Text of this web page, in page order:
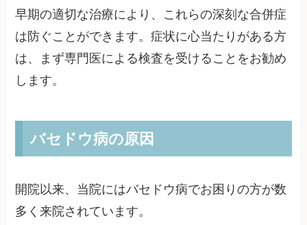
早期の適切な治療により、これらの深刻な合併症
は防ぐことができます。症状に心当たりがある方
は、まず専門医による検査を受けることをお勧め
します。
バセドウ病の原因
開院以来、当院にはバセドウ病でお困りの方が数
多く来院されています。